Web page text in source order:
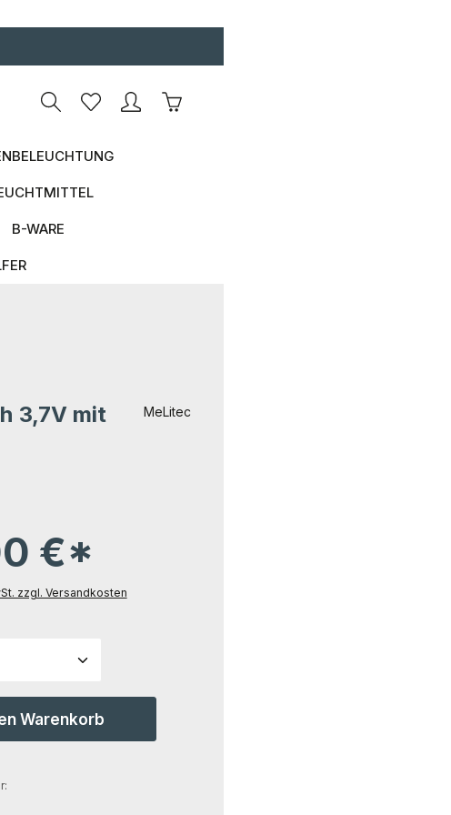
Warenkorb enthält 0 Positionen. Der
B-WARE
3,7V mit
MeLitec
€*
zzgl. Versandkosten
Anzahl: Gib den gewünschten Wert ein
Warenkorb